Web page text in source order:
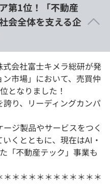
第1位！「不動産
会全体を支える企
会社富士キメラ総研が発
市場」において、売買仲
となりました！
り、リーディングカンパ
ジ製品やサービスをつく
くとともに、現在はAI・
「不動産テック」事業も
＊＊＊＊＊＊＊＊＊＊＊